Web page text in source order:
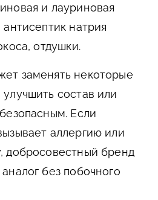
и лауриновая
натрия
отдушки.
заменять некоторые
состав или
Если
аллергию или
добросовестный бренд
без побочного